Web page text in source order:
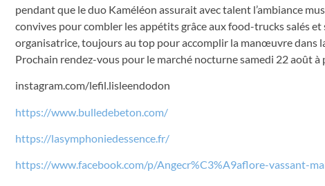
pendant que le duo Kaméléon assurait avec talent l’ambiance
convives pour combler les appétits grâce aux food-trucks salés
organisatrice, toujours au top pour accomplir la manœuvre dans
Prochain rendez-vous pour le marché nocturne samedi 22 août
instagram.com/lefil.lisleendodon
https://www.bulledebeton.com/
https://lasymphoniedessence.fr/
https://www.facebook.com/p/Angecr%C3%A9aflore-vassant-